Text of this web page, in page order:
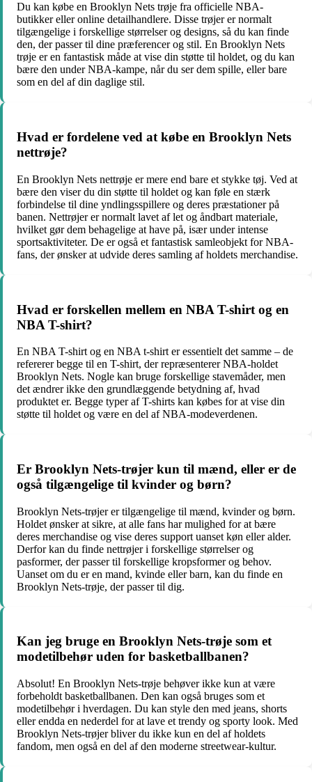
Du kan købe en Brooklyn Nets trøje fra officielle NBA-
butikker eller online detailhandlere. Disse trøjer er normalt
tilgængelige i forskellige størrelser og designs, så du kan finde
den, der passer til dine præferencer og stil. En Brooklyn Nets
trøje er en fantastisk måde at vise din støtte til holdet, og du kan
bære den under NBA-kampe, når du ser dem spille, eller bare
som en del af din daglige stil.
Hvad er fordelene ved at købe en Brooklyn Nets
nettrøje?
En Brooklyn Nets nettrøje er mere end bare et stykke tøj. Ved at
bære den viser du din støtte til holdet og kan føle en stærk
forbindelse til dine yndlingsspillere og deres præstationer på
banen. Nettrøjer er normalt lavet af let og åndbart materiale,
hvilket gør dem behagelige at have på, især under intense
sportsaktiviteter. De er også et fantastisk samleobjekt for NBA-
fans, der ønsker at udvide deres samling af holdets merchandise.
Hvad er forskellen mellem en NBA T-shirt og en
NBA T-shirt?
En NBA T-shirt og en NBA t-shirt er essentielt det samme – de
refererer begge til en T-shirt, der repræsenterer NBA-holdet
Brooklyn Nets. Nogle kan bruge forskellige stavemåder, men
det ændrer ikke den grundlæggende betydning af, hvad
produktet er. Begge typer af T-shirts kan købes for at vise din
støtte til holdet og være en del af NBA-modeverdenen.
Er Brooklyn Nets-trøjer kun til mænd, eller er de
også tilgængelige til kvinder og børn?
Brooklyn Nets-trøjer er tilgængelige til mænd, kvinder og børn.
Holdet ønsker at sikre, at alle fans har mulighed for at bære
deres merchandise og vise deres support uanset køn eller alder.
Derfor kan du finde nettrøjer i forskellige størrelser og
pasformer, der passer til forskellige kropsformer og behov.
Uanset om du er en mand, kvinde eller barn, kan du finde en
Brooklyn Nets-trøje, der passer til dig.
Kan jeg bruge en Brooklyn Nets-trøje som et
modetilbehør uden for basketballbanen?
Absolut! En Brooklyn Nets-trøje behøver ikke kun at være
forbeholdt basketballbanen. Den kan også bruges som et
modetilbehør i hverdagen. Du kan style den med jeans, shorts
eller endda en nederdel for at lave et trendy og sporty look. Med
Brooklyn Nets-trøjer bliver du ikke kun en del af holdets
fandom, men også en del af den moderne streetwear-kultur.